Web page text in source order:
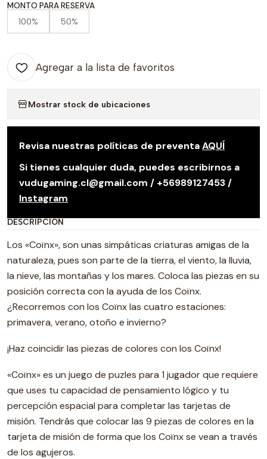
MONTO PARA RESERVA
100% 50%
Agregar a la lista de favoritos
Mostrar stock de ubicaciones
Revisa nuestras políticas de preventaAQUÍ
Si tienes cualquier duda, puedes escribirnos a
vudugaming.cl@gmail.com / +56989127453 /
Instagram
DESCRIPCIÓN
Los «Coïnx», son unas simpáticas criaturas amigas de la
naturaleza, pues son parte de la tierra, el viento, la lluvia,
la nieve, las montañas y los mares. Coloca las piezas en su
posición correcta con la ayuda de los Coïnx.
¿Recorremos con los Coïnx las cuatro estaciones:
primavera, verano, otoño e invierno?
¡Haz coincidir las piezas de colores con los Coïnx!
«Coïnx» es un juego de puzles para 1 jugador que requiere
que uses tu capacidad de pensamiento lógico y tu
percepción espacial para completar las tarjetas de
misión. Tendrás que colocar las 9 piezas de colores en la
tarjeta de misión de forma que los Coïnx se vean a través
de los agujeros.